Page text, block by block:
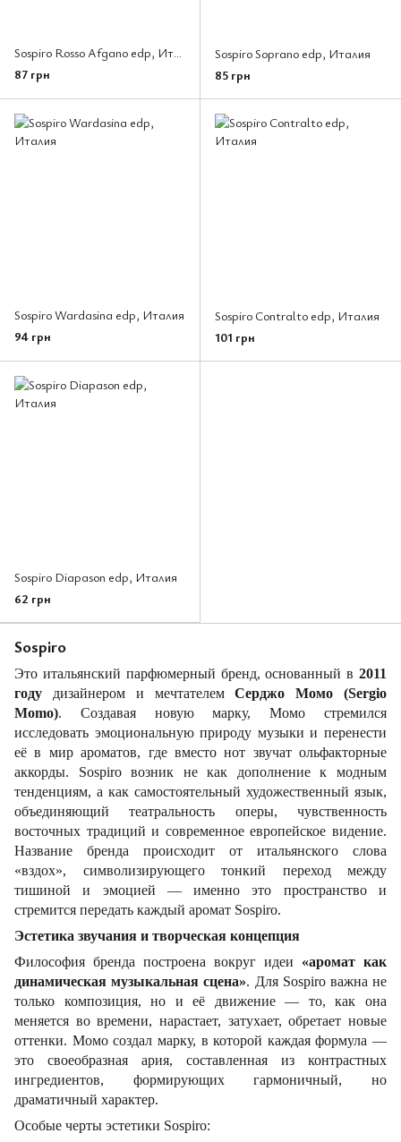
87 грн
Sospiro Soprano edp, Италия
85 грн
Sospiro Wardasina edp, Италия
94 грн
Sospiro Contralto edp, Италия
101 грн
Sospiro Diapason edp, Италия
62 грн
Sospiro
Это итальянский парфюмерный бренд, основанный в 2011
году дизайнером и мечтателемСерджо Момо (Sergio
Momo). Создавая новую марку, Момо стремился
исследовать эмоциональную природу музыки и перенести
её в мир ароматов, где вместо нот звучат ольфакторные
аккорды. Sospiro возник не как дополнение к модным
тенденциям, а как самостоятельный художественный язык,
объединяющий театральность оперы, чувственность
восточных традиций и современное европейское видение.
Название бренда происходит от итальянского слова
«вздох», символизирующего тонкий переход между
тишиной и эмоцией — именно это пространство и
стремится передать каждый аромат Sospiro.
Эстетика звучания и творческая концепция
Философия бренда построена вокруг идеи «аромат как
динамическая музыкальная сцена». Для Sospiro важна не
только композиция, но и её движение — то, как она
меняется во времени, нарастает, затухает, обретает новые
оттенки. Момо создал марку, в которой каждая формула —
это своеобразная ария, составленная из контрастных
ингредиентов, формирующих гармоничный, но
драматичный характер.
Особые черты эстетики Sospiro: